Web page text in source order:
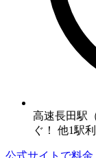
高速長田駅
ぐ！ 他1駅
公式サイトで料